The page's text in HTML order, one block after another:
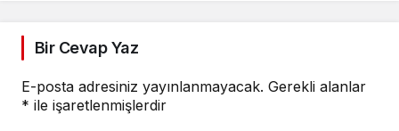
Bir Cevap Yaz
E-posta adresiniz yayınlanmayacak. Gerekli alanlar
* ile işaretlenmişlerdir